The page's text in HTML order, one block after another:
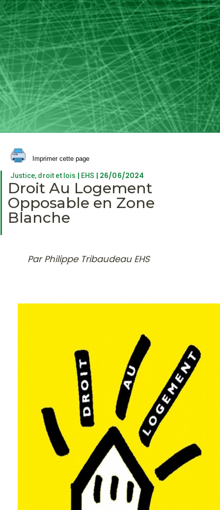
Imprimer cette page
Justice, droit et lois | EHS | 26/06/2024
Droit Au Logement
Opposable en Zone
Blanche
Par Philippe Tribaudeau EHS